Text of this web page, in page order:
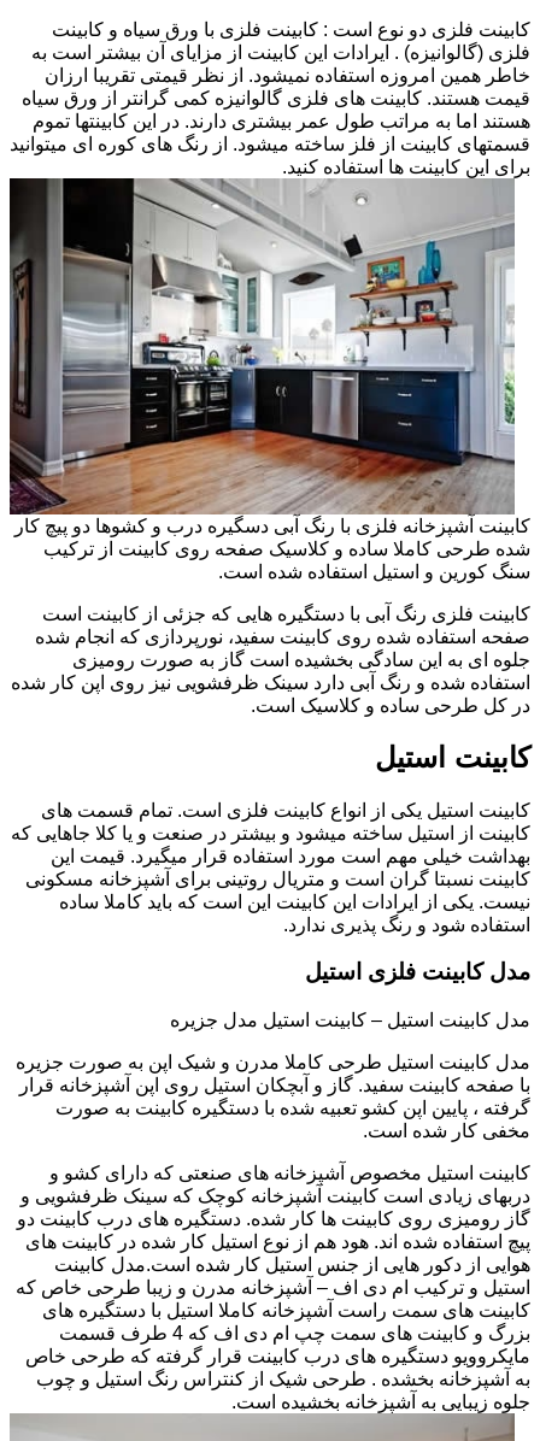
کابینت فلزی دو نوع است : کابینت فلزی با ورق سیاه و کابینت
فلزی (گالوانیزه) . ایرادات این کابینت از مزایای آن بیشتر است به
خاطر همین امروزه استفاده نمیشود. از نظر قیمتی تقریبا ارزان
قیمت هستند. کابینت های فلزی گالوانیزه کمی گرانتر از ورق سیاه
هستند اما به مراتب طول عمر بیشتری دارند. در این کابینتها تموم
قسمتهای کابینت از فلز ساخته میشود. از رنگ های کوره ای میتوانید
برای این کابینت ها استفاده کنید.
کابینت آشپزخانه فلزی با رنگ آبی دسگیره درب و کشوها دو پیچ کار
شده طرحی کاملا ساده و کلاسیک صفحه روی کابینت از ترکیب
سنگ کورین و استیل استفاده شده است.
کابینت فلزی رنگ آبی با دستگیره هایی که جزئی از کابینت است
صفحه استفاده شده روی کابینت سفید، نورپردازی که انجام شده
جلوه ای به این سادگی بخشیده است گاز به صورت رومیزی
استفاده شده و رنگ آبی دارد سینک ظرفشویی نیز روی اپن کار شده
در کل طرحی ساده و کلاسیک است.
کابینت استیل
کابینت استیل یکی از انواع کابینت فلزی است. تمام قسمت های
کابینت از استیل ساخته میشود و بیشتر در صنعت و یا کلا جاهایی که
بهداشت خیلی مهم است مورد استفاده قرار میگیرد. قیمت این
کابینت نسبتا گران است و متریال روتینی برای آشپزخانه مسکونی
نیست. یکی از ایرادات این کابینت این است که باید کاملا ساده
استفاده شود و رنگ پذیری ندارد.
مدل کابینت فلزی استیل
مدل کابینت استیل – کابینت استیل مدل جزیره
مدل کابینت استیل طرحی کاملا مدرن و شیک اپن به صورت جزیره
با صفحه کابینت سفید. گاز و آبچکان استیل روی اپن آشپزخانه قرار
گرفته ، پایین اپن کشو تعبیه شده با دستگیره کابینت به صورت
مخفی کار شده است.
کابینت استیل مخصوص آشپزخانه های صنعتی که دارای کشو و
دربهای زیادی است کابینت آشپزخانه کوچک که سینک ظرفشویی و
گاز رومیزی روی کابینت ها کار شده. دستگیره های درب کابینت دو
پیچ استفاده شده اند. هود هم از نوع استیل کار شده در کابینت های
هوایی از دکور هایی از جنس استیل کار شده است.مدل کابینت
استیل و ترکیب ام دی اف – آشپزخانه مدرن و زیبا طرحی خاص که
کابینت های سمت راست آشپزخانه کاملا استیل با دستگیره های
بزرگ و کابینت های سمت چپ ام دی اف که 4 طرف قسمت
مایکروویو دستگیره های درب کابینت قرار گرفته که طرحی خاص
به آشپزخانه بخشده . طرحی شیک از کنتراس رنگ استیل و چوب
جلوه زیبایی به آشپزخانه بخشیده است.